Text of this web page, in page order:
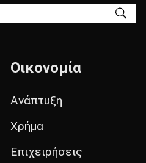
Οικονομία
Ανάπτυξη
Χρήμα
Επιχειρήσεις